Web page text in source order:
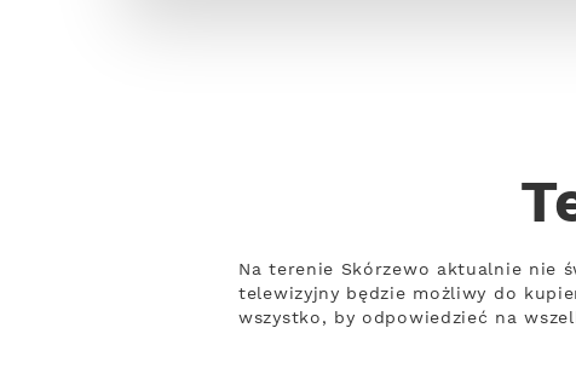
Na terenie Skórzewo aktualnie nie
telewizyjny będzie możliwy do
wszystko, by odpowiedzieć na